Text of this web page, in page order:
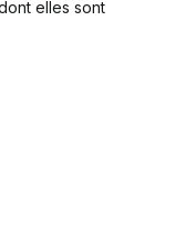
ou des détails
plus
requise.
elles sont